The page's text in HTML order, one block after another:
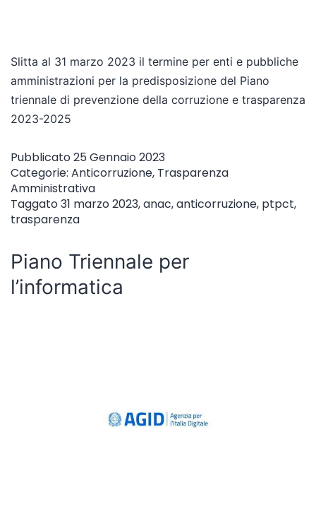
Slitta al 31 marzo 2023 il termine per enti e pubbliche
amministrazioni per la predisposizione del Piano
triennale di prevenzione della corruzione e trasparenza
2023-2025
Pubblicato25 Gennaio 2023
Categorie: Anticorruzione, Trasparenza
Amministrativa
Taggato31 marzo 2023,anac,anticorruzione, ptpct,
trasparenza
Piano Triennale per
l’informatica